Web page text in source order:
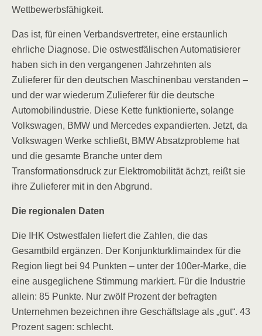
Wettbewerbsfähigkeit.
Das ist, für einen Verbandsvertreter, eine erstaunlich
ehrliche Diagnose. Die ostwestfälischen Automatisierer
haben sich in den vergangenen Jahrzehnten als
Zulieferer für den deutschen Maschinenbau verstanden –
und der war wiederum Zulieferer für die deutsche
Automobilindustrie. Diese Kette funktionierte, solange
Volkswagen, BMW und Mercedes expandierten. Jetzt, da
Volkswagen Werke schließt, BMW Absatzprobleme hat
und die gesamte Branche unter dem
Transformationsdruck zur Elektromobilität ächzt, reißt sie
ihre Zulieferer mit in den Abgrund.
Die regionalen Daten
Die IHK Ostwestfalen liefert die Zahlen, die das
Gesamtbild ergänzen. Der Konjunkturklimaindex für die
Region liegt bei 94 Punkten – unter der 100er-Marke, die
eine ausgeglichene Stimmung markiert. Für die Industrie
allein: 85 Punkte. Nur zwölf Prozent der befragten
Unternehmen bezeichnen ihre Geschäftslage als „gut“. 43
Prozent sagen: schlecht.